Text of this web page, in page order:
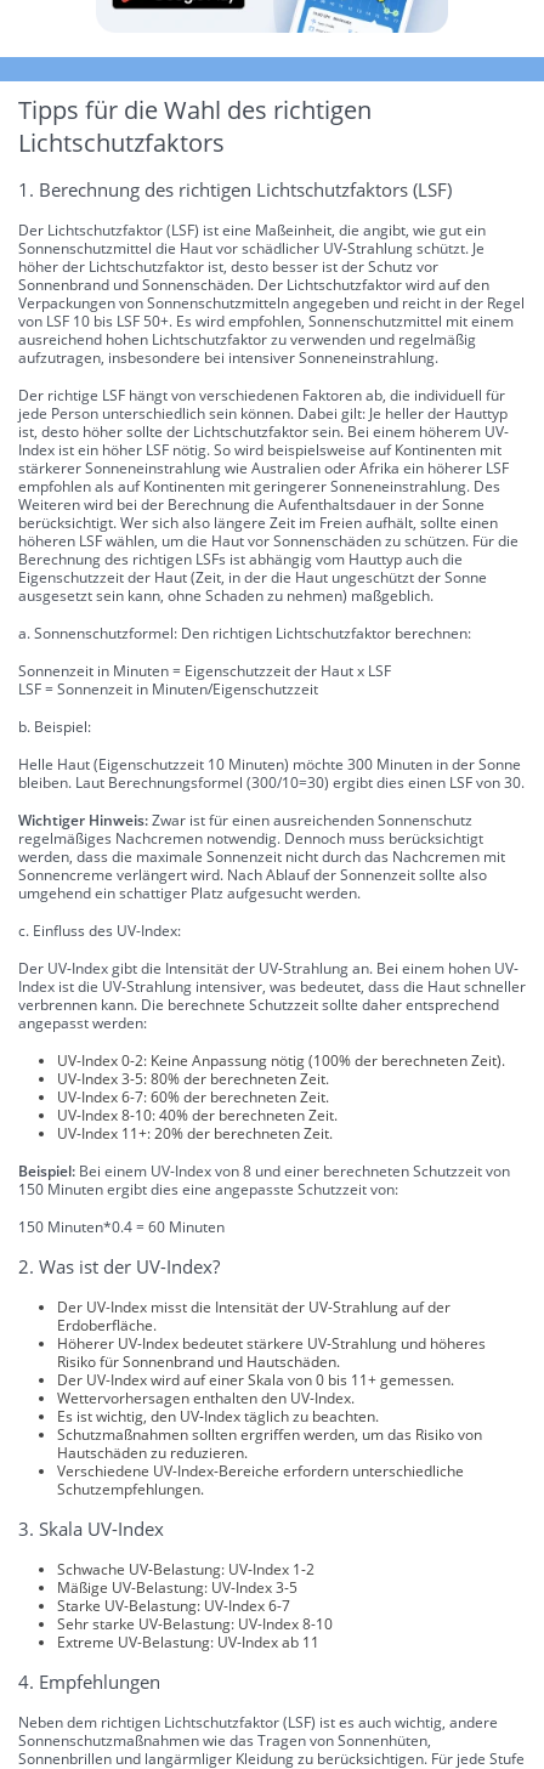
Tipps für die Wahl des richtigen
Lichtschutzfaktors
1. Berechnung des richtigen Lichtschutzfaktors (LSF)
Der Lichtschutzfaktor (LSF) ist eine Maßeinheit, die angibt, wie gut ein
Sonnenschutzmittel die Haut vor schädlicher UV-Strahlung schützt. Je
höher der Lichtschutzfaktor ist, desto besser ist der Schutz vor
Sonnenbrand und Sonnenschäden. Der Lichtschutzfaktor wird auf den
Verpackungen von Sonnenschutzmitteln angegeben und reicht in der Regel
von LSF 10 bis LSF 50+. Es wird empfohlen, Sonnenschutzmittel mit einem
ausreichend hohen Lichtschutzfaktor zu verwenden und regelmäßig
aufzutragen, insbesondere bei intensiver Sonneneinstrahlung.
Der richtige LSF hängt von verschiedenen Faktoren ab, die individuell für
jede Person unterschiedlich sein können. Dabei gilt: Je heller der Hauttyp
ist, desto höher sollte der Lichtschutzfaktor sein. Bei einem höherem UV-
Index ist ein höher LSF nötig. So wird beispielsweise auf Kontinenten mit
stärkerer Sonneneinstrahlung wie Australien oder Afrika ein höherer LSF
empfohlen als auf Kontinenten mit geringerer Sonneneinstrahlung. Des
Weiteren wird bei der Berechnung die Aufenthaltsdauer in der Sonne
berücksichtigt. Wer sich also längere Zeit im Freien aufhält, sollte einen
höheren LSF wählen, um die Haut vor Sonnenschäden zu schützen. Für die
Berechnung des richtigen LSFs ist abhängig vom Hauttyp auch die
Eigenschutzzeit der Haut (Zeit, in der die Haut ungeschützt der Sonne
ausgesetzt sein kann, ohne Schaden zu nehmen) maßgeblich.
a. Sonnenschutzformel: Den richtigen Lichtschutzfaktor berechnen:
Sonnenzeit in Minuten = Eigenschutzzeit der Haut x LSF
LSF = Sonnenzeit in Minuten/Eigenschutzzeit
b. Beispiel:
Helle Haut (Eigenschutzzeit 10 Minuten) möchte 300 Minuten in der Sonne
bleiben. Laut Berechnungsformel (300/10=30) ergibt dies einen LSF von 30.
Wichtiger Hinweis:Zwar ist für einen ausreichenden Sonnenschutz
regelmäßiges Nachcremen notwendig. Dennoch muss berücksichtigt
werden, dass die maximale Sonnenzeit nicht durch das Nachcremen mit
Sonnencreme verlängert wird. Nach Ablauf der Sonnenzeit sollte also
umgehend ein schattiger Platz aufgesucht werden.
c. Einfluss des UV-Index:
Der UV-Index gibt die Intensität der UV-Strahlung an. Bei einem hohen UV-
Index ist die UV-Strahlung intensiver, was bedeutet, dass die Haut schneller
verbrennen kann. Die berechnete Schutzzeit sollte daher entsprechend
angepasst werden:
UV-Index 0-2: Keine Anpassung nötig (100% der berechneten Zeit).
UV-Index 3-5: 80% der berechneten Zeit.
UV-Index 6-7: 60% der berechneten Zeit.
UV-Index 8-10: 40% der berechneten Zeit.
UV-Index 11+: 20% der berechneten Zeit.
Beispiel: Bei einem UV-Index von 8 und einer berechneten Schutzzeit von
150 Minuten ergibt dies eine angepasste Schutzzeit von:
150 Minuten*0.4 = 60 Minuten
2. Was ist der UV-Index?
Der UV-Index misst die Intensität der UV-Strahlung auf der
Erdoberfläche.
Höherer UV-Index bedeutet stärkere UV-Strahlung und höheres
Risiko für Sonnenbrand und Hautschäden.
Der UV-Index wird auf einer Skala von 0 bis 11+ gemessen.
Wettervorhersagen enthalten den UV-Index.
Es ist wichtig, den UV-Index täglich zu beachten.
Schutzmaßnahmen sollten ergriffen werden, um das Risiko von
Hautschäden zu reduzieren.
Verschiedene UV-Index-Bereiche erfordern unterschiedliche
Schutzempfehlungen.
3. Skala UV-Index
Schwache UV-Belastung: UV-Index 1-2
Mäßige UV-Belastung: UV-Index 3-5
Starke UV-Belastung: UV-Index 6-7
Sehr starke UV-Belastung: UV-Index 8-10
Extreme UV-Belastung: UV-Index ab 11
4. Empfehlungen
Neben dem richtigen Lichtschutzfaktor (LSF) ist es auch wichtig, andere
Sonnenschutzmaßnahmen wie das Tragen von Sonnenhüten,
Sonnenbrillen und langärmliger Kleidung zu berücksichtigen. Für jede Stufe